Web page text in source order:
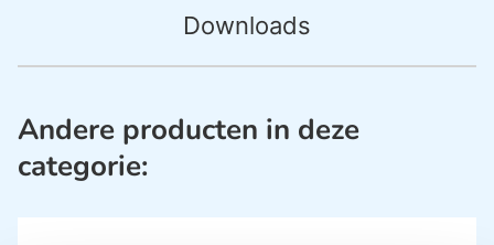
Downloads
Andere producten in deze
categorie: